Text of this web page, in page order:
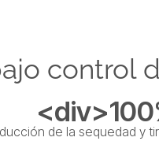
control
de la sequedad y